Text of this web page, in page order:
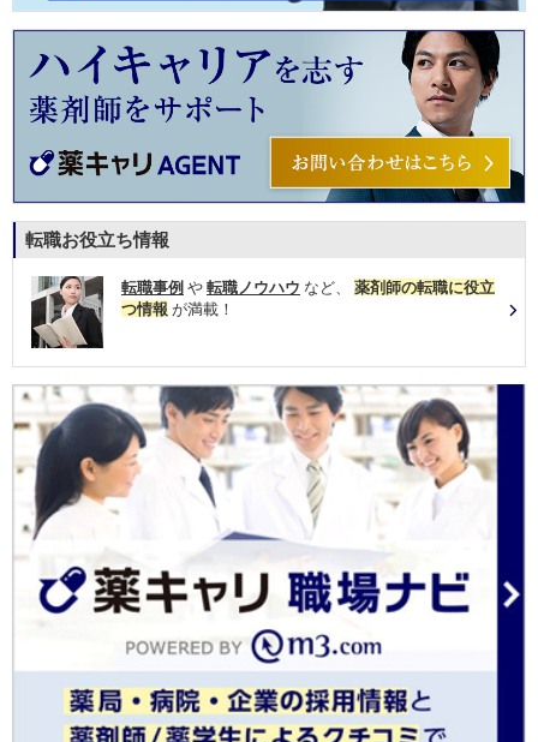
転職お役立ち情報
転職事例 や 転職ノウハウ など、 薬剤師の転職に役立
つ情報 が満載！